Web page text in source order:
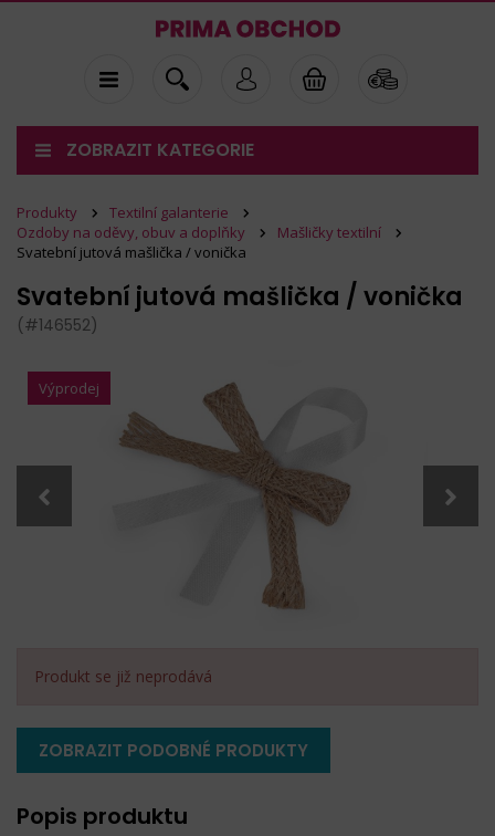
ZOBRAZIT KATEGORIE
Produkty
Textilní galanterie
Ozdoby na oděvy, obuv a doplňky
Mašličky textilní
Svatební jutová mašlička / vonička
Svatební jutová mašlička / vonička
(#146552)
Výprodej
Produkt se již neprodává
ZOBRAZIT PODOBNÉ PRODUKTY
Popis produktu